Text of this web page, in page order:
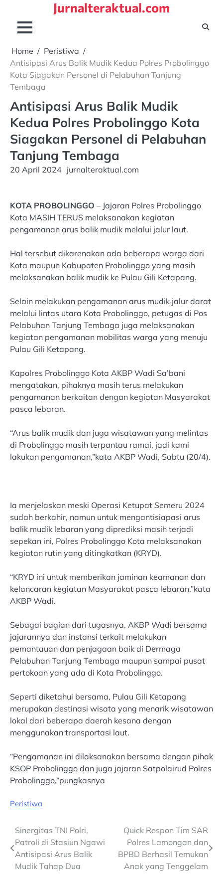
content
Jurnalteraktual.com
Home
Peristiwa
Antisipasi Arus Balik Mudik Kedua Polres Probolinggo
Kota Siagakan Personel di Pelabuhan Tanjung
Tembaga
Antisipasi Arus Balik Mudik
Kedua Polres Probolinggo Kota
Siagakan Personel di Pelabuhan
Tanjung Tembaga
20 April 2024 jurnalteraktual.com
KOTA PROBOLINGGO – Jajaran Polres Probolinggo
Kota MASIH TERUS melaksanakan kegiatan
pengamanan arus balik mudik melalui jalur laut.
Hal tersebut dikarenakan ada beberapa warga dari
Kota maupun Kabupaten Probolinggo yang masih
melaksanakan balik mudik ke Pulau Gili Ketapang.
Selain melakukan pengamanan arus mudik jalur darat
melalui lintas utara Kota Probolinggo, petugas di Pos
Pelabuhan Tanjung Tembaga juga melaksanakan
kegiatan pengamanan mobilitas warga yang menuju
Pulau Gili Ketapang.
Kapolres Probolinggo Kota AKBP Wadi Sa’bani
mengatakan, pihaknya masih terus melakukan
pengamanan berkaitan dengan kegiatan Masyarakat
pasca lebaran.
“Arus balik mudik dan juga wisatawan yang melintas
di Probolinggo masih terpantau ramai, jadi kami
lakukan pengamanan,”kata AKBP Wadi, Sabtu (20/4).
Ia menjelaskan meski Operasi Ketupat Semeru 2024
sudah berkahir, namun untuk mengantisiapasi arus
balik mudik lebaran yang diprediksi masih terjadi
sepekan ini, Polres Probolinggo Kota melaksanakan
kegiatan rutin yang ditingkatkan (KRYD).
“KRYD ini untuk memberikan jaminan keamanan dan
kelancaran kegiatan Masyarakat pasca lebaran,”kata
AKBP Wadi.
Sebagai bagian dari tugasnya, AKBP Wadi bersama
jajarannya dan instansi terkait melakukan
pemantauan dan penjagaan baik di Dermaga
Pelabuhan Tanjung Tembaga maupun sampai pusat
pertokoan yang ada di Kota Probolinggo.
Seperti diketahui bersama, Pulau Gili Ketapang
merupakan destinasi wisata yang menarik wisatawan
lokal dari beberapa daerah kesana dengan
menggunakan transportasi laut.
“Pengamanan ini dilaksanakan bersama dengan pihak
KSOP Probolinggo dan juga jajaran Satpolairud Polres
Probolinggo,”pungkasnya
Peristiwa
Post
navigation
Sinergitas TNI Polri,
Patroli di Stasiun Ngawi
Antisipasi Arus Balik
Mudik Tahap Dua
Quick Respon Tim SAR
Polres Lamongan dan
BPBD Berhasil Temukan
Anak yang Tenggelam